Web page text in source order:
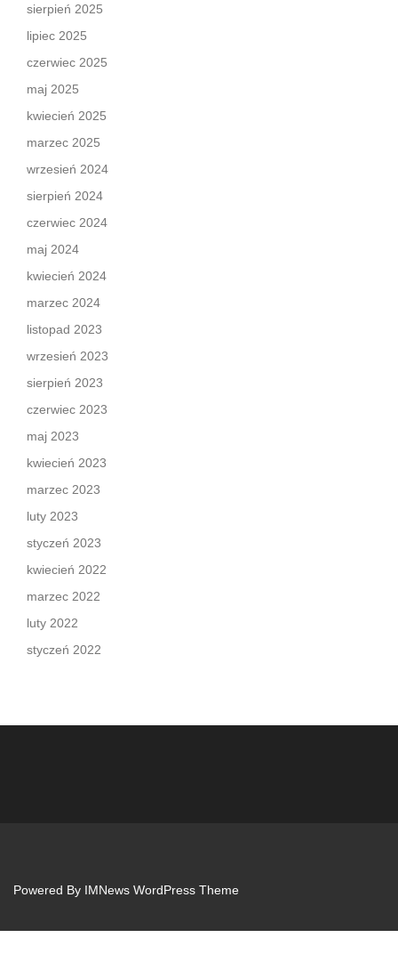
sierpień 2025
lipiec 2025
czerwiec 2025
maj 2025
kwiecień 2025
marzec 2025
wrzesień 2024
sierpień 2024
czerwiec 2024
maj 2024
kwiecień 2024
marzec 2024
listopad 2023
wrzesień 2023
sierpień 2023
czerwiec 2023
maj 2023
kwiecień 2023
marzec 2023
luty 2023
styczeń 2023
kwiecień 2022
marzec 2022
luty 2022
styczeń 2022
Powered By IMNews WordPress Theme